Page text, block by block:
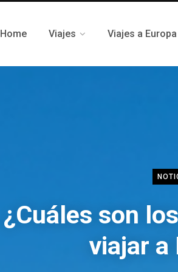
Home Viajes Viajes a Europa
¿Cuáles son
viajar a